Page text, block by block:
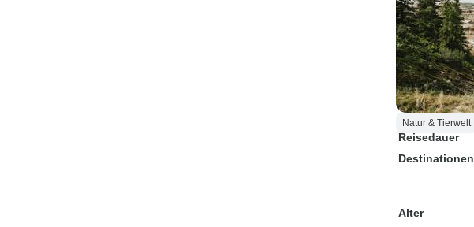
Natur & Tierwelt
Reisedauer
Destinationen
Alter